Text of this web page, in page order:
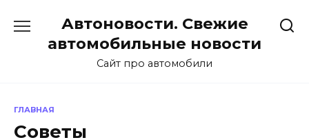
содержанию
Автоновости. Свежие
автомобильные новости
Сайт про автомобили
ГЛАВНАЯ
Советы